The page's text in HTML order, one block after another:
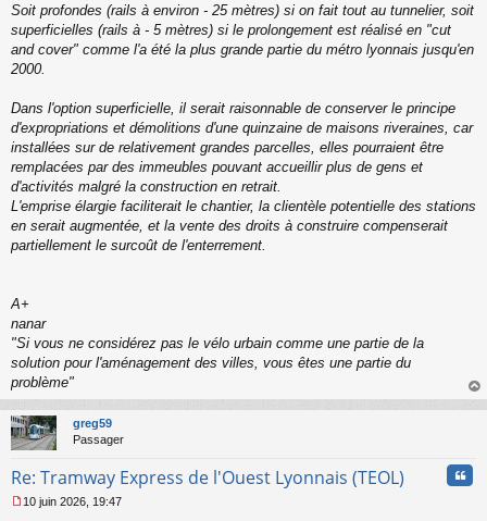
Soit profondes (rails à environ - 25 mètres) si on fait tout au tunnelier, soit
superficielles (rails à - 5 mètres) si le prolongement est réalisé en "cut
and cover" comme l'a été la plus grande partie du métro lyonnais jusqu'en
2000.
Dans l'option superficielle, il serait raisonnable de conserver le principe
d'expropriations et démolitions d'une quinzaine de maisons riveraines, car
installées sur de relativement grandes parcelles, elles pourraient être
remplacées par des immeubles pouvant accueillir plus de gens et
d'activités malgré la construction en retrait.
L'emprise élargie faciliterait le chantier, la clientèle potentielle des stations
en serait augmentée, et la vente des droits à construire compenserait
partiellement le surcoût de l'enterrement.
A+
nanar
"Si vous ne considérez pas le vélo urbain comme une partie de la
solution pour l'aménagement des villes, vous êtes une partie du
problème"
au
greg59
Passager
Re: Tramway Express de l'Ouest Lyonnais (TEOL)
10 juin 2026, 19:47